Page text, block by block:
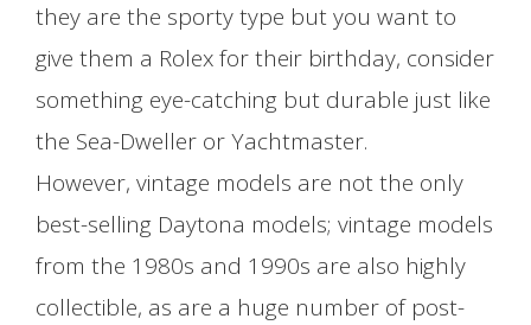
they are the sporty type but you want to
give them a Rolex for their birthday, consider
something eye-catching but durable just like
the Sea-Dweller or Yachtmaster.
However, vintage models are not the only
best-selling Daytona models; vintage models
from the 1980s and 1990s are also highly
collectible, as are a huge number of post-